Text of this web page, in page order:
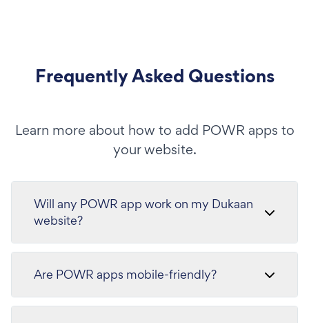
Frequently Asked Questions
Learn more about how to add POWR apps to
your website.
Will any POWR app work on my Dukaan
website?
Are POWR apps mobile-friendly?